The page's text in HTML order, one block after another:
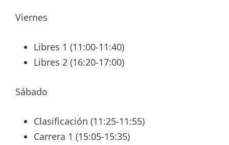
Viernes
Libres 1 (11:00-11:40)
Libres 2 (16:20-17:00)
Sábado
Clasificación (11:25-11:55)
Carrera 1 (15:05-15:35)